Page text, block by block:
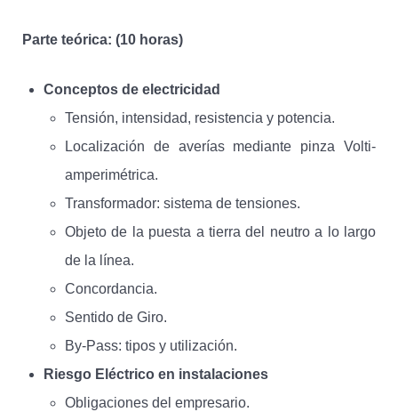
Parte teórica: (10 horas)
Conceptos de electricidad
Tensión, intensidad, resistencia y potencia.
Localización de averías mediante pinza Volti-
amperimétrica.
Transformador: sistema de tensiones.
Objeto de la puesta a tierra del neutro a lo largo
de la línea.
Concordancia.
Sentido de Giro.
By-Pass: tipos y utilización.
Riesgo Eléctrico en instalaciones
Obligaciones del empresario.